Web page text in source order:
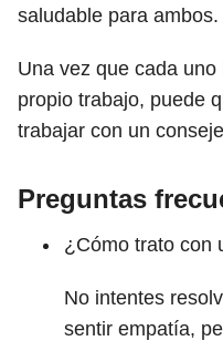
saludable para ambos.
Una vez que cada
propio trabajo, puede
trabajar con un
Preguntas
¿Cómo trato con
No intentes
sentir empatía,